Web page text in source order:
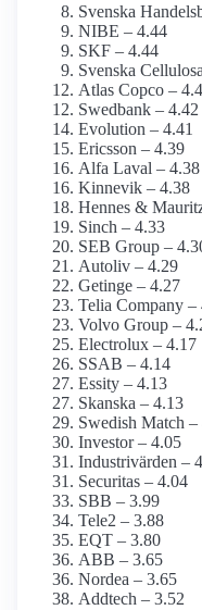
Svenska
NIBE – 4.44
SKF – 4.44
Svenska
Atlas Copco –
Swedbank – 4.42
Evolution – 4.41
Ericsson – 4.39
Alfa Laval – 4.38
Kinnevik – 4.38
Hennes &
Sinch – 4.33
SEB Group –
Autoliv – 4.29
Getinge – 4.27
Telia Company –
Volvo Group –
Electrolux – 4.17
SSAB – 4.14
Essity – 4.13
Skanska – 4.13
Swedish Match –
Investor – 4.05
Industrivärden –
Securitas – 4.04
SBB – 3.99
Tele2 – 3.88
EQT – 3.80
ABB – 3.65
Nordea – 3.65
Addtech – 3.52